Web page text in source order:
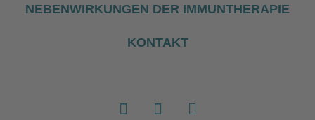
NEBENWIRKUNGEN DER IMMUNTHERAPIE
KONTAKT